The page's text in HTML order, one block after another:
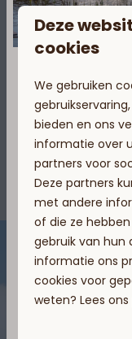
• Compleet
•
5
Download
Voor direct
project
Vakantierijk
waterrijke
in het hart van
korte afstand
locatie voor
Deze
cookies
We gebruiken
bieden en ons
informatie over
partners voor
Deze partners
met andere
of die ze
gebruik van hun
informatie ons
cookies voor
weten? Lees